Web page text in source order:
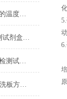
PCR扩增试剂盒适合操作的温度范围
仓鼠白介素8IL-8酶联检测试剂盒操作步骤
亚巴猴肿瘤病毒病毒PCR检测试剂盒实验操作步骤
ELISA试剂盒可以采用的洗板方法有哪些？